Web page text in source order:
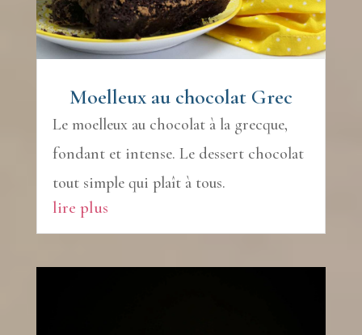
Moelleux au chocolat Grec
Le moelleux au chocolat à la grecque,
fondant et intense. Le dessert chocolat
tout simple qui plaît à tous.
lire plus